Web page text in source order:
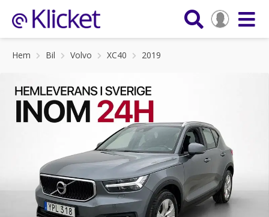
Hem Bil Volvo XC40 2019